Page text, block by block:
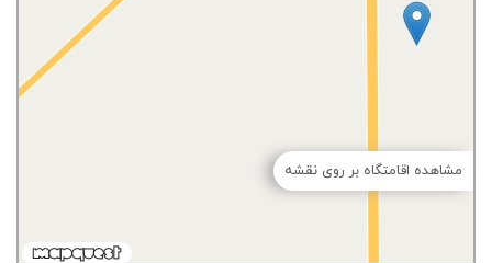
مشاهده اقامتگاه بر روی نقشه